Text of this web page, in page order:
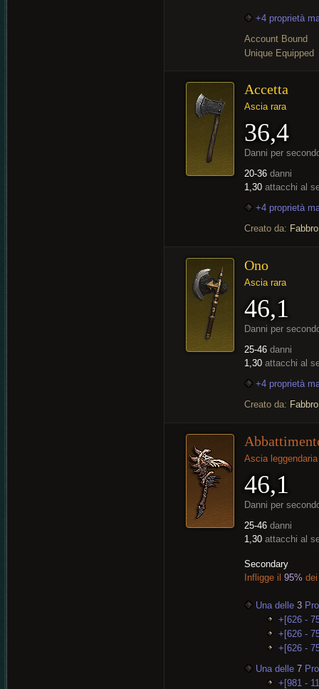
+4 proprietà
Account Bound
Unique Equipped
Accetta
Ascia rara
36,4
Danni per
20-36 danni
1,30 attacchi al
+4 proprietà
Creato da: Fabbro
Ono
Ascia rara
46,1
Danni per
25-46 danni
1,30 attacchi al
+4 proprietà
Creato da: Fabbro
Ascia leggendaria
46,1
Danni per
25-46 danni
1,30 attacchi al
Secondary
Infligge il 95%
Una delle 3
+[626 -
+[626 -
+[626 -
Una delle 7
+[981 -